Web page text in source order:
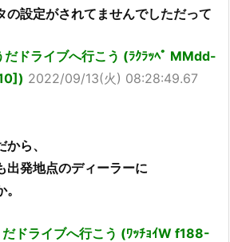
の設定がされてませんでしただって
だドライブへ行こう (ﾗｸﾗｯﾍﾟ MMdd-
2022/09/13(火) 08:28:49.67
ら、
出発地点のディーラーに
ドライブへ行こう (ﾜｯﾁｮｲW f188-